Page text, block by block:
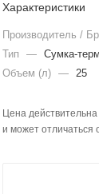
Характеристики
Производитель /
Тип
— Сумка-
Объем (л) — 25
Цена
и может отличаться